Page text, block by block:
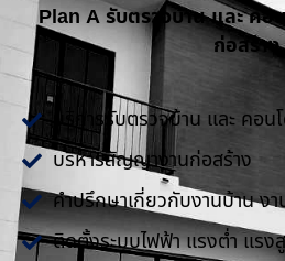
Plan A รับตรวจบ้าน และ ค
ก่อสร้าง
บริการรับตรวจบ้าน และ คอน
บริหารสัญญางานก่อสร้าง
คำปรึกษาเกี่ยวกับงานบ้าน งา
ติดตั้งระบบไฟฟ้า แรงต่ำ แรง